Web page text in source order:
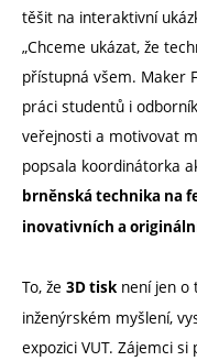
těšit na interaktivní
„Chceme ukázat, že
přístupná všem. Maker
práci studentů i
veřejnosti a motivovat
popsala koordinátorka
brněnská technika na
inovativních a
To, že 3D tisk není jen o
inženýrském myšlení,
expozici VUT. Zájemci